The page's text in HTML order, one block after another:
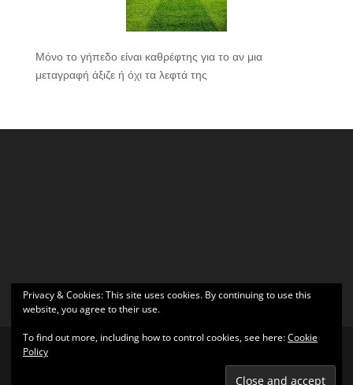
Μόνο το γήπεδο είναι καθρέφτης για το αν μια
μεταγραφή άξιζε ή όχι τα λεφτά της
| Υποστηρίζεται από
Privacy & Cookies: This site uses cookies. By continuing to use this
website, you agree to their use.
To find out more, including how to control cookies, see here:Cookie
Policy